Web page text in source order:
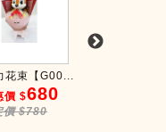
花束【G00...
價 $680
價 $780